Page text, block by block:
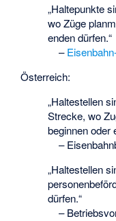
„Haltepunkte
wo Züge
enden dürfen.“
–
Österreich:
„Haltestellen
Strecke, wo
beginnen oder
–
„Haltestellen
dürfen.“
–